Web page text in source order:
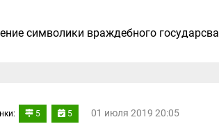
символики враждебного государсва
5 5 01 июля 2019 20:05